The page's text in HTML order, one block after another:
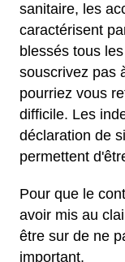
sanitaire, les
caractérisent
blessés tous
souscrivez pas
pourriez vous
difficile. Les
déclaration de
permettent
Pour que le
avoir mis au
être sur de ne
important.